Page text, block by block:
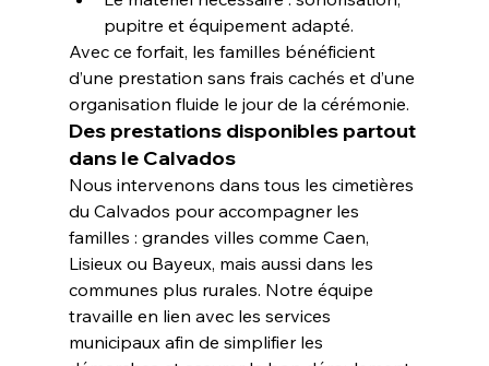
pupitre et équipement adapté.
Avec ce forfait, les familles bénéficient
d’une prestation sans frais cachés et d’une
organisation fluide le jour de la cérémonie.
Des prestations disponibles partout
dans le Calvados
Nous intervenons dans tous les cimetières
du Calvados pour accompagner les
familles : grandes villes comme Caen,
Lisieux ou Bayeux, mais aussi dans les
communes plus rurales. Notre équipe
travaille en lien avec les services
municipaux afin de simplifier les